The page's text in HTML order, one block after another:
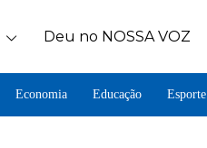
Deu no NOSSA VOZ
Economia Educação Esporte